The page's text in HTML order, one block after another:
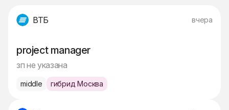
ВТБ вчера
project manager
зп не указана
middle гибрид Москва